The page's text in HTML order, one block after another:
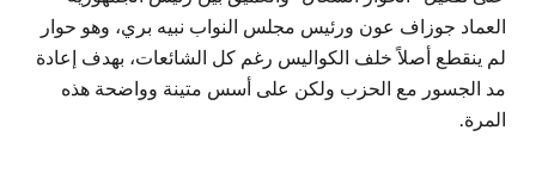
العماد جوزاف عون ورئيس مجلس النواب نبيه بري، وهو حوار
لم ينقطع أصلاً خلف الكواليس رغم كل الشائعات، بهدف إعادة
مد الجسور مع الحزب ولكن على أسس متينة وواضحة هذه
المرة.